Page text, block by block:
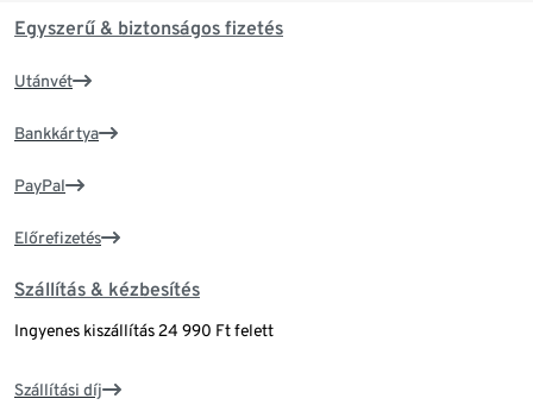
Egyszerű & biztonságos fizetés
Utánvét
Bankkártya
PayPal
Előrefizetés
Szállítás & kézbesítés
Ingyenes kiszállítás 24 990 Ft felett
Szállítási díj